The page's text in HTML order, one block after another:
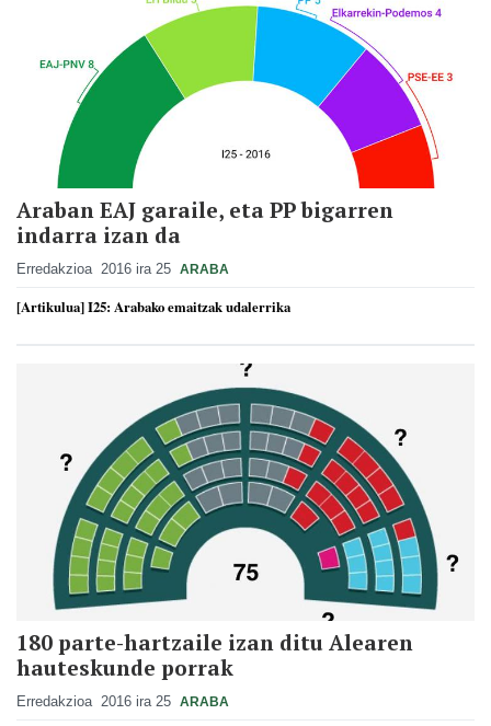
Araban EAJ garaile, eta PP bigarren
indarra izan da
Erredakzioa 2016 ira 25 ARABA
[Artikulua] I25: Arabako emaitzak udalerrika
180 parte-hartzaile izan ditu Alearen
hauteskunde porrak
Erredakzioa 2016 ira 25 ARABA